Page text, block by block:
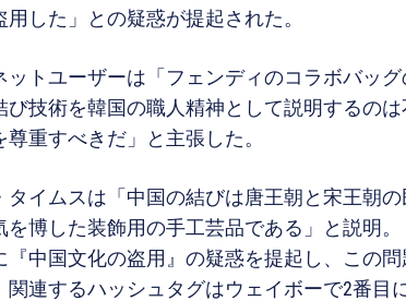
した」との疑惑が提起された。
ットユーザーは「フェンディのコラボバッ
び技術を韓国の職人精神として説明するの
重すべきだ」と主張した。
タイムスは「中国の結びは唐王朝と宋王朝
を博した装飾用の手工芸品である」と説明
『中国文化の盗用』の疑惑を提起し、この
関連するハッシュタグはウェイボーで2番